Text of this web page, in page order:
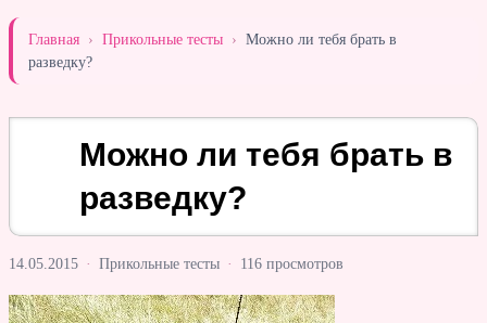
Главная › Прикольные тесты › Можно ли тебя брать в
разведку?
Можно ли тебя брать в
разведку?
14.05.2015 · Прикольные тесты · 116 просмотров